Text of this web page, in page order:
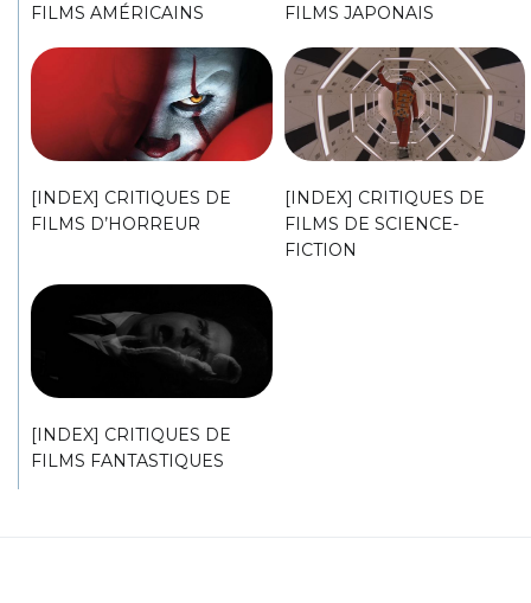
FILMS AMÉRICAINS
FILMS JAPONAIS
[INDEX] CRITIQUES DE
FILMS D’HORREUR
[INDEX] CRITIQUES DE
FILMS DE SCIENCE-
FICTION
[INDEX] CRITIQUES DE
FILMS FANTASTIQUES